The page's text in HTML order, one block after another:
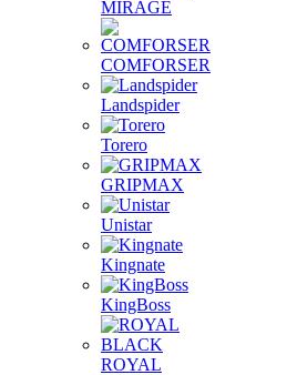
MIRAGE
COMFORSER
Landspider
Torero
GRIPMAX
Unistar
Kingnate
KingBoss
ROYAL